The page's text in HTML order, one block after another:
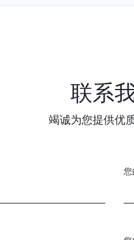
联系
竭诚为您提供优